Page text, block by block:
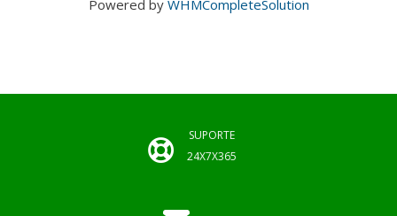
Powered by WHMCompleteSolution
SUPORTE
24X7X365